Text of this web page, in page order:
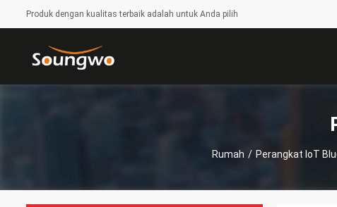
Produk dengan kualitas terbaik adalah untuk Anda pilih
Rumah / Perangkat IoT